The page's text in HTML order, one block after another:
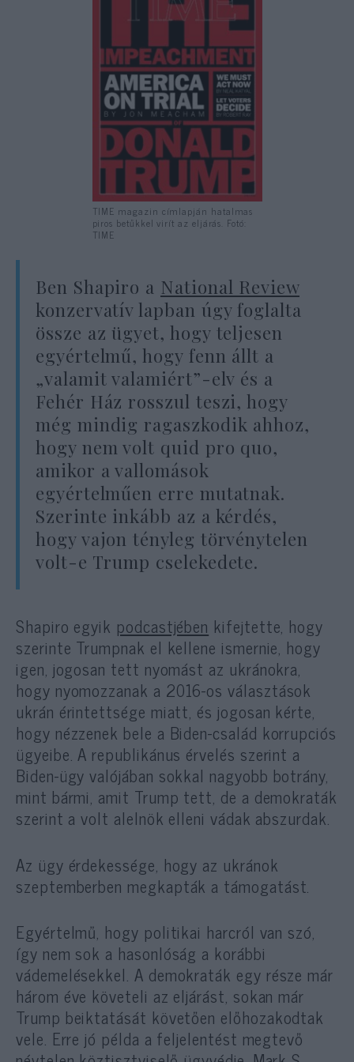
TIME magazin címlapján hatalmas
piros betűkkel virít az eljárás. Fotó:
TIME
Ben Shapiro a National Review
konzervatív lapban úgy foglalta
össze az ügyet, hogy teljesen
egyértelmű, hogy fenn állt a
„valamit valamiért”-elv és a
Fehér Ház rosszul teszi, hogy
még mindig ragaszkodik ahhoz,
hogy nem volt quid pro quo,
amikor a vallomások
egyértelműen erre mutatnak.
Szerinte inkább az a kérdés,
hogy vajon tényleg törvénytelen
volt-e Trump cselekedete.
Shapiro egyik podcastjében kifejtette, hogy
szerinte Trumpnak el kellene ismernie, hogy
igen, jogosan tett nyomást az ukránokra,
hogy nyomozzanak a 2016-os választások
ukrán érintettsége miatt, és jogosan kérte,
hogy nézzenek bele a Biden-család korrupciós
ügyeibe. A republikánus érvelés szerint a
Biden-ügy valójában sokkal nagyobb botrány,
mint bármi, amit Trump tett, de a demokraták
szerint a volt alelnök elleni vádak abszurdak.
Az ügy érdekessége, hogy az ukránok
szeptemberben megkapták a támogatást.
Egyértelmű, hogy politikai harcról van szó,
így nem sok a hasonlóság a korábbi
vádemelésekkel. A demokraták egy része már
három éve követeli az eljárást, sokan már
Trump beiktatását követően előhozakodtak
vele. Erre jó példa a feljelentést megtevő